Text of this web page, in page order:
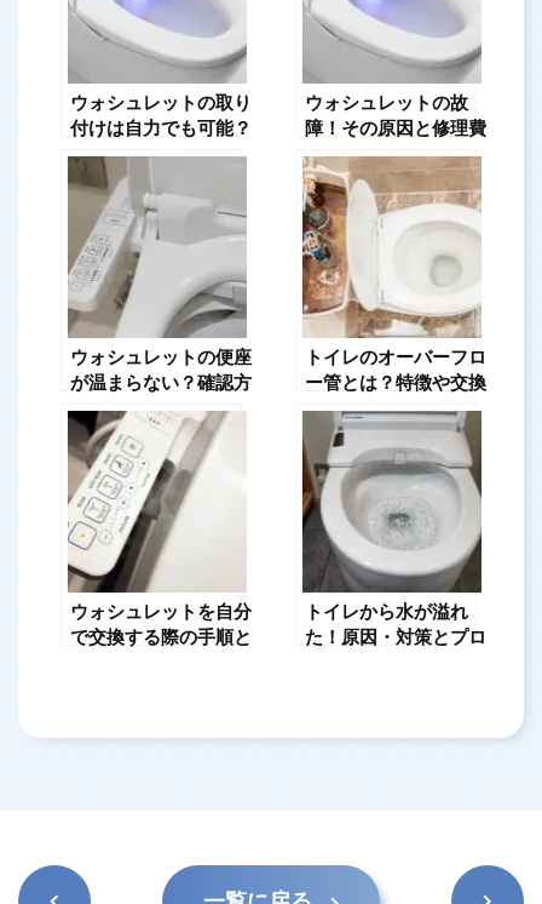
ウォシュレットの取り
付けは自力でも可能？
取り付けだけの依頼
は？
ウォシュレットの故
障！その原因と修理費
用について解説
ウォシュレットの便座
が温まらない？確認方
法と対処法をご紹介！
トイレのオーバーフロ
ー管とは？特徴や交換
費用を解説
ウォシュレットを自分
で交換する際の手順と
トイレから水が溢れ
た！原因・対策とプロ
前の記
次の記